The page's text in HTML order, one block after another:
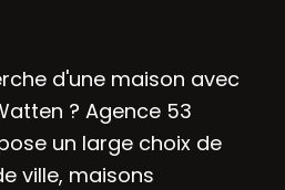
d'une maison avec
? Agence 53
un large choix de
ville, maisons